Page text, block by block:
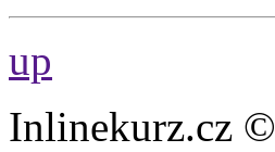
up
Inlinekurz.cz